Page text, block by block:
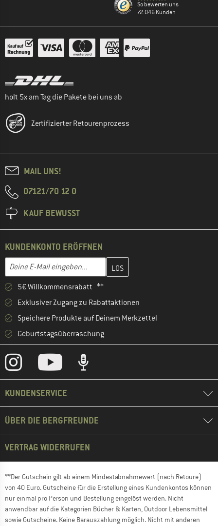
So bewerten uns
72.046 Kunden
holt 5x am Tag die Pakete bei uns ab
Zertifizierter Retourenprozess
MAIL UNS!
07121/70 12 0
KAUF BEWUSST
KUNDENKONTO ERÖFFNEN
E-Mail-Adresse
Gib hier deine E-Mail-Adresse ein und erstelle im nächsten
5€ Willkommensrabatt **
Exklusiver Zugang zu Rabattaktionen
Speichere Produkte auf Deinem Merkzettel
Geburtstagsüberraschung
KUNDENSERVICE
ÜBER DIE BERGFREUNDE
VERTRAG WIDERRUFEN
**Der Gutschein gilt ab einem Mindestabnahmewert (nach Retoure)
von 40 Euro. Gutscheine für die Erstellung eines Kundenkontos können
nur einmal pro Person und Bestellung eingelöst werden. Nicht
anwendbar auf die Kategorien Bücher & Karten, Outdoor Lebensmittel
sowie Gutscheine. Keine Barauszahlung möglich. Nicht mit anderen